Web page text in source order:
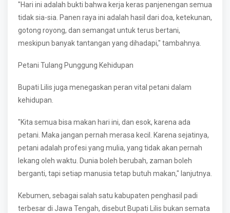
"Hari ini adalah bukti bahwa kerja keras panjenengan semua
tidak sia-sia. Panen raya ini adalah hasil dari doa, ketekunan,
gotong royong, dan semangat untuk terus bertani,
meskipun banyak tantangan yang dihadapi," tambahnya.
Petani Tulang Punggung Kehidupan
Bupati Lilis juga menegaskan peran vital petani dalam
kehidupan.
"Kita semua bisa makan hari ini, dan esok, karena ada
petani. Maka jangan pernah merasa kecil. Karena sejatinya,
petani adalah profesi yang mulia, yang tidak akan pernah
lekang oleh waktu. Dunia boleh berubah, zaman boleh
berganti, tapi setiap manusia tetap butuh makan," lanjutnya.
Kebumen, sebagai salah satu kabupaten penghasil padi
terbesar di Jawa Tengah, disebut Bupati Lilis bukan semata